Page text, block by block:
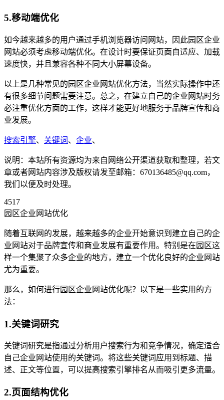
5.移动端优化
如今越来越多的用户通过手机浏览器访问网站，因此园区企业
网站必须考虑移动端优化。在设计时要保证页面自适应、加载
速度快，并且兼容各种不同大小屏幕设备。
以上是几种常见的园区企业网站优化方法，当然实际操作中还
有很多细节问题需要注意。总之，在建立自己的企业网站时务
必注重优化方面的工作，这样才能更好地服务于品牌宣传和商
业发展。
搜索引擎、 关键词 、 企业、
说明：本站所有资源均为来自网络公开渠道获取和整理，若文
章或者网站内容涉及版权请发至邮箱：670136485@qq.com，
我们以便及时处理。
4517
园区企业网站优化
随着互联网的发展，越来越多的企业开始意识到建立自己的企
业网站对于品牌宣传和商业发展有重要作用。特别是在园区这
样一个集聚了众多企业的地方，建立一个优化良好的企业网站
尤为重要。
那么，如何进行园区企业网站优化呢？以下是一些实用的方
法：
1.关键词研究
关键词研究是指通过分析用户搜索行为和竞争情况，确定适合
自己企业网站使用的关键词。将这些关键词应用到标题、描
述、正文等位置，可以提高搜索引擎排名从而吸引更多流量。
2.页面结构优化